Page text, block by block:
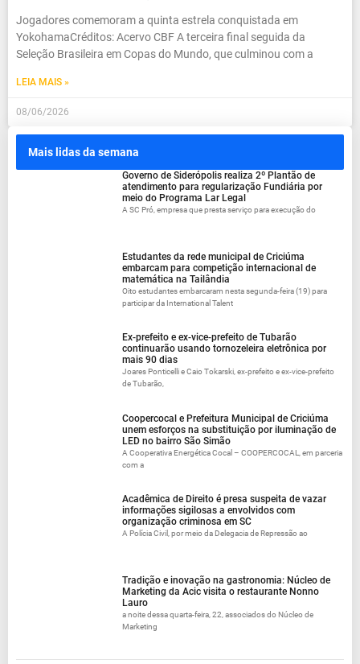
Jogadores comemoram a quinta estrela conquistada em
YokohamaCréditos: Acervo CBF A terceira final seguida da
Seleção Brasileira em Copas do Mundo, que culminou com a
LEIA MAIS »
08/06/2026
Mais lidas da semana
Governo de Siderópolis realiza 2º Plantão de
atendimento para regularização Fundiária por
meio do Programa Lar Legal
A SC Pró, empresa que presta serviço para execução do
Estudantes da rede municipal de Criciúma
embarcam para competição internacional de
matemática na Tailândia
Oito estudantes embarcaram nesta segunda-feira (19) para
participar da International Talent
Ex-prefeito e ex-vice-prefeito de Tubarão
continuarão usando tornozeleira eletrônica por
mais 90 dias
Joares Ponticelli e Caio Tokarski, ex-prefeito e ex-vice-prefeito
de Tubarão,
Coopercocal e Prefeitura Municipal de Criciúma
unem esforços na substituição por iluminação de
LED no bairro São Simão
A Cooperativa Energética Cocal – COOPERCOCAL, em parceria
com a
Acadêmica de Direito é presa suspeita de vazar
informações sigilosas a envolvidos com
organização criminosa em SC
A Polícia Civil, por meio da Delegacia de Repressão ao
Tradição e inovação na gastronomia: Núcleo de
Marketing da Acic visita o restaurante Nonno
Lauro
a noite dessa quarta-feira, 22, associados do Núcleo de
Marketing